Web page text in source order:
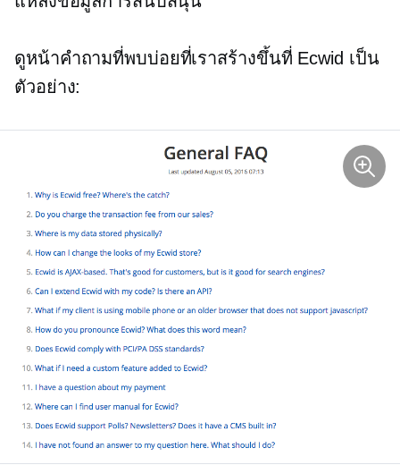
ดูหน้าคำถามที่พบบ่อยที่เราสร้างขึ้นที่ Ecwid เป็น
ตัวอย่าง: